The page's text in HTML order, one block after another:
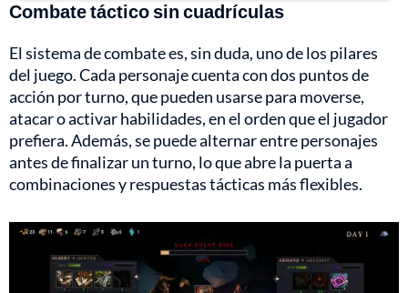
Combate táctico sin cuadrículas
El sistema de combate es, sin duda, uno de los pilares
del juego. Cada personaje cuenta con dos puntos de
acción por turno, que pueden usarse para moverse,
atacar o activar habilidades, en el orden que el jugador
prefiera. Además, se puede alternar entre personajes
antes de finalizar un turno, lo que abre la puerta a
combinaciones y respuestas tácticas más flexibles.